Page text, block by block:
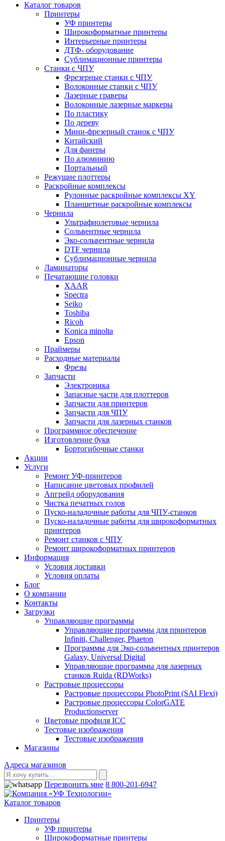
Каталог товаров
Принтеры
УФ принтеры
Широкоформатные принтеры
Интерьерные принтеры
ДТФ- оборудование
Сублимационные принтеры
Станки с ЧПУ
Фрезерные станки с ЧПУ
Волоконные станки с ЧПУ
Лазерные граверы
Волоконные лазерные маркеры
По пластику
По дереву
Мини-фрезерный станок с ЧПУ
Китайский
Для фанеры
По алюминию
Портальный
Режущие плоттеры
Раскройные комплексы
Рулонные раскройные комплексы XY
Планшетные раскройные комплексы
Чернила
Ультрафиолетовые чернила
Сольвентные чернила
Эко-сольвентные чернила
DTF чернила
Сублимационные чернила
Ламинаторы
Печатающие головки
XAAR
Spectra
Seiko
Toshiba
Ricoh
Konica minolta
Epson
Праймеры
Расходные материалы
Фрезы
Запчасти
Электроника
Запасные части для плоттеров
Запчасти для принтеров
Запчасти для ЧПУ
Запчасти для лазерных станков
Программное обеспечение
Изготовление букв
Бортогибочные станки
Акции
Услуги
Ремонт УФ-принтеров
Написание цветовых профилей
Апгрейд оборудования
Чистка печатных голов
Пуско-наладочные работы для ЧПУ-станков
Пуско-наладочные работы для широкоформатных
принтеров
Ремонт станков с ЧПУ
Ремонт широкоформатных принтеров
Информация
Условия доставки
Условия оплаты
Блог
О компании
Контакты
Загрузки
Управляющие программы
Управляющие программы для принтеров
Infiniti, Challenger, Phaeton
Программы для Эко-сольвентных принтеров
Galaxy, Universal Digital
Управляющие программы для лазерных
станков Ruida (RDWorks)
Растровые процессоры
Растровые процессоры PhotoPrint (SAI Flexi)
Растровые процессоры ColorGATE
Productionserver
Цветовые профиля ICC
Тестовые изображения
Тестовые изображения
Магазины
Адреса магазинов
Перезвонить мне 8 800-201-6947
Каталог товаров
Принтеры
УФ принтеры
Широкоформатные принтеры